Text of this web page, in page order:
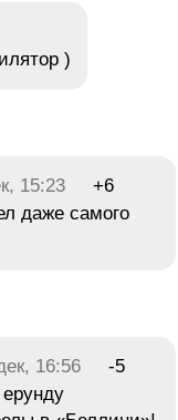
)
15:23
+6
даже самого
16:56
-5